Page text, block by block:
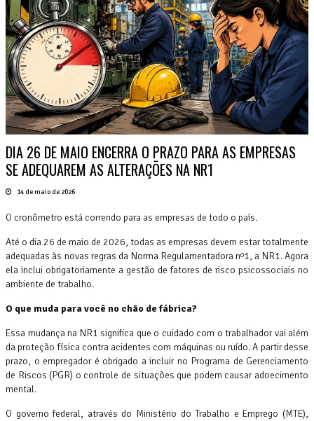
DIA 26 DE MAIO ENCERRA O PRAZO PARA AS EMPRESAS
SE ADEQUAREM AS ALTERAÇÕES NA NR1
14 de maio de 2026
O cronômetro está correndo para as empresas de todo o país.
Até o dia 26 de maio de 2026, todas as empresas devem estar totalmente
adequadas às novas regras da Norma Regulamentadora nº1, a NR1. Agora
ela inclui obrigatoriamente a gestão de fatores de risco psicossociais no
ambiente de trabalho.
O que muda para você no chão de fábrica?
Essa mudança na NR1 significa que o cuidado com o trabalhador vai além
da proteção física contra acidentes com máquinas ou ruído. A partir desse
prazo, o empregador é obrigado a incluir no Programa de Gerenciamento
de Riscos (PGR) o controle de situações que podem causar adoecimento
mental.
O governo federal, através do Ministério do Trabalho e Emprego (MTE),